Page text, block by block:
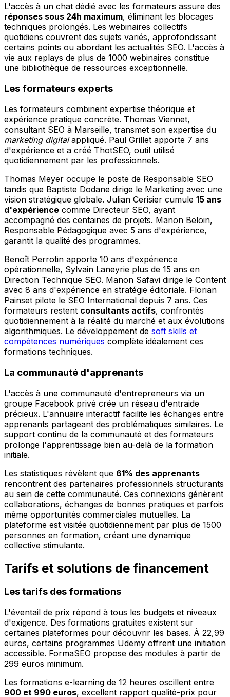
L'accès à un chat dédié avec les formateurs assure des
réponses sous 24h maximum, éliminant les blocages
techniques prolongés. Les webinaires collectifs
quotidiens couvrent des sujets variés, approfondissant
certains points ou abordant les actualités SEO. L'accès à
vie aux replays de plus de 1000 webinaires constitue
une bibliothèque de ressources exceptionnelle.
Les formateurs experts
Les formateurs combinent expertise théorique et
expérience pratique concrète. Thomas Viennet,
consultant SEO à Marseille, transmet son expertise du
marketing digitalappliqué. Paul Grillet apporte 7 ans
d'expérience et a créé ThotSEO, outil utilisé
quotidiennement par les professionnels.
Thomas Meyer occupe le poste de Responsable SEO
tandis que Baptiste Dodane dirige le Marketing avec une
vision stratégique globale. Julian Cerisier cumule 15 ans
d'expérience comme Directeur SEO, ayant
accompagné des centaines de projets. Manon Beloin,
Responsable Pédagogique avec 5 ans d'expérience,
garantit la qualité des programmes.
Benoît Perrotin apporte 10 ans d'expérience
opérationnelle, Sylvain Laneyrie plus de 15 ans en
Direction Technique SEO. Manon Safavi dirige le Content
avec 8 ans d'expérience en stratégie éditoriale. Florian
Painset pilote le SEO International depuis 7 ans. Ces
formateurs restent consultants actifs, confrontés
quotidiennement à la réalité du marché et aux évolutions
algorithmiques. Le développement de soft skills et
compétences numériques complète idéalement ces
formations techniques.
La communauté d'apprenants
L'accès à une communauté d'entrepreneurs via un
groupe Facebook privé crée un réseau d'entraide
précieux. L'annuaire interactif facilite les échanges entre
apprenants partageant des problématiques similaires. Le
support continu de la communauté et des formateurs
prolonge l'apprentissage bien au-delà de la formation
initiale.
Les statistiques révèlent que 61% des apprenants
rencontrent des partenaires professionnels structurants
au sein de cette communauté. Ces connexions génèrent
collaborations, échanges de bonnes pratiques et parfois
même opportunités commerciales mutuelles. La
plateforme est visitée quotidiennement par plus de 1500
personnes en formation, créant une dynamique
collective stimulante.
Tarifs et solutions de financement
Les tarifs des formations
L'éventail de prix répond à tous les budgets et niveaux
d'exigence. Des formations gratuites existent sur
certaines plateformes pour découvrir les bases. À 22,99
euros, certains programmes Udemy offrent une initiation
accessible. FormaSEO propose des modules à partir de
299 euros minimum.
Les formations e-learning de 12 heures oscillent entre
900 et 990 euros, excellent rapport qualité-prix pour